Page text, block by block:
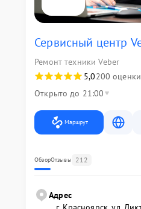
Сервисный центр
Ремонт техники Veber
5,0200 оценки
Открыто до 21:00
Маршрут
ОбзорОтзывы 212
Адрес